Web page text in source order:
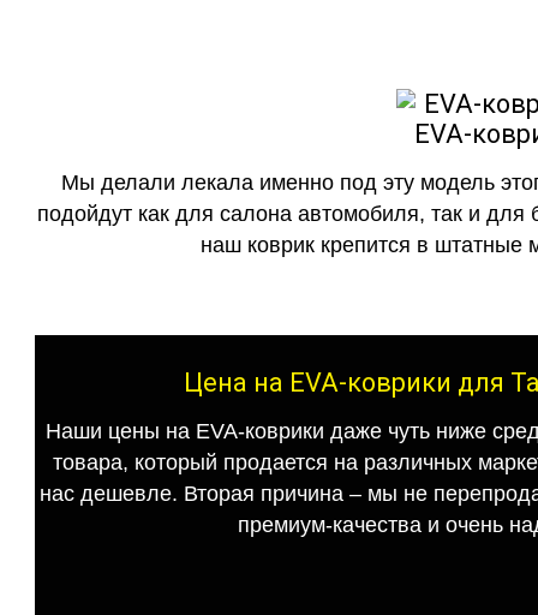
EVA-
Мы делали лекала именно под эту модель
подойдут как для салона автомобиля, так и для
наш коврик крепится в штатные
Цена на EVA-коврики для
Наши цены на EVA-коврики даже чуть ниже
товара, который продается на различных
нас дешевле. Вторая причина – мы не
премиум-качества и очень